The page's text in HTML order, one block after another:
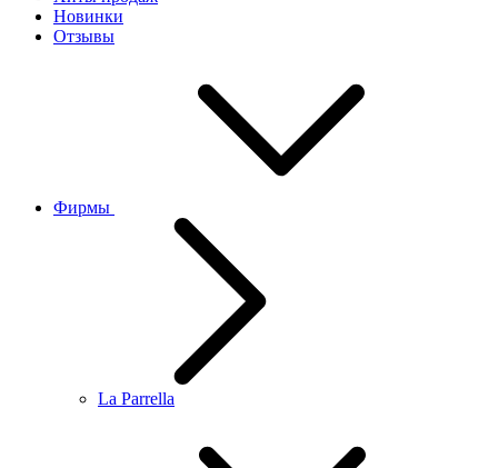
Новинки
Отзывы
Фирмы
La Parrella